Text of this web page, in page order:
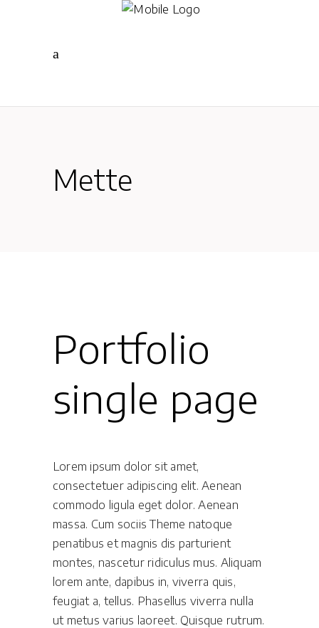
Mette
Portfolio
single page
Lorem ipsum dolor sit amet,
consectetuer adipiscing elit. Aenean
commodo ligula eget dolor. Aenean
massa. Cum sociis Theme natoque
penatibus et magnis dis parturient
montes, nascetur ridiculus mus. Aliquam
lorem ante, dapibus in, viverra quis,
feugiat a, tellus. Phasellus viverra nulla
ut metus varius laoreet. Quisque rutrum.